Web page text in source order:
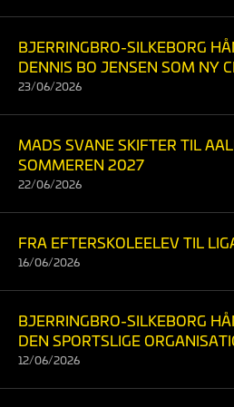
BJERRINGBRO-SILKEBORG
DENNIS BO JENSEN SOM NY
23/06/2026
MADS SVANE SKIFTER TIL
SOMMEREN 2027
22/06/2026
FRA EFTERSKOLEELEV TIL
16/06/2026
BJERRINGBRO-SILKEBORG
DEN SPORTSLIGE
12/06/2026